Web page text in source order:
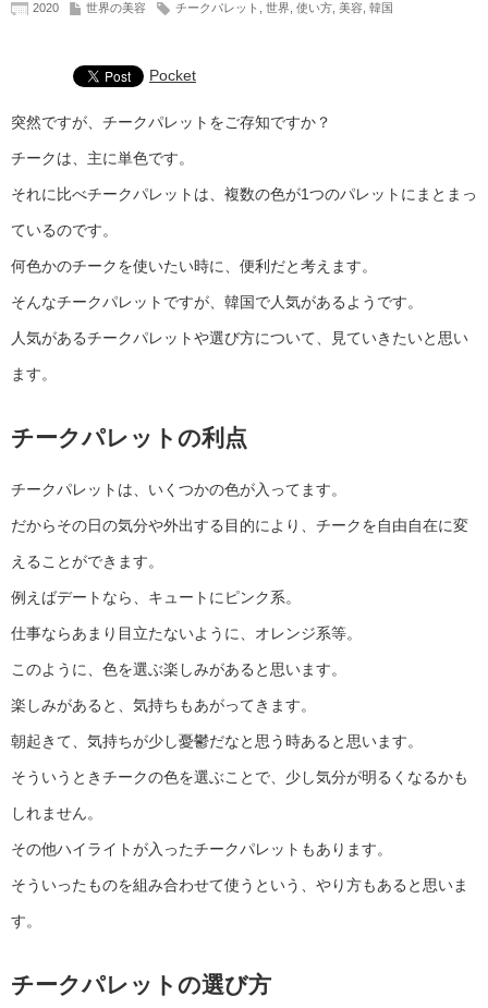
2020 世界の美容 チークパレット 世界 使い方 美容 韓国
Pocket
突然ですが、チークパレットをご存知ですか？
チークは、主に単色です。
それに比べチークパレットは、複数の色が1つのパレットにまとまっ
ているのです。
何色かのチークを使いたい時に、便利だと考えます。
そんなチークパレットですが、韓国で人気があるようです。
人気があるチークパレットや選び方について、見ていきたいと思い
ます。
チークパレットの利点
チークパレットは、いくつかの色が入ってます。
だからその日の気分や外出する目的により、チークを自由自在に変
えることができます。
例えばデートなら、キュートにピンク系。
仕事ならあまり目立たないように、オレンジ系等。
このように、色を選ぶ楽しみがあると思います。
楽しみがあると、気持ちもあがってきます。
朝起きて、気持ちが少し憂鬱だなと思う時あると思います。
そういうときチークの色を選ぶことで、少し気分が明るくなるかも
しれません。
その他ハイライトが入ったチークパレットもあります。
そういったものを組み合わせて使うという、やり方もあると思いま
す。
チークパレットの選び方